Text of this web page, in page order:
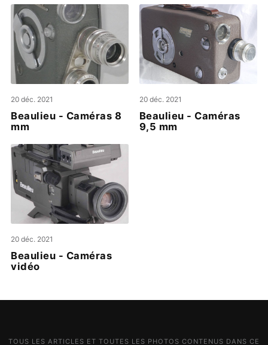
20 déc. 2021
Beaulieu - Caméras 8
mm
20 déc. 2021
Beaulieu - Caméras
9,5 mm
20 déc. 2021
Beaulieu - Caméras
vidéo
TOUS LES ARTICLES ET TOUTES LES PHOTOS CONTENUS DANS CE